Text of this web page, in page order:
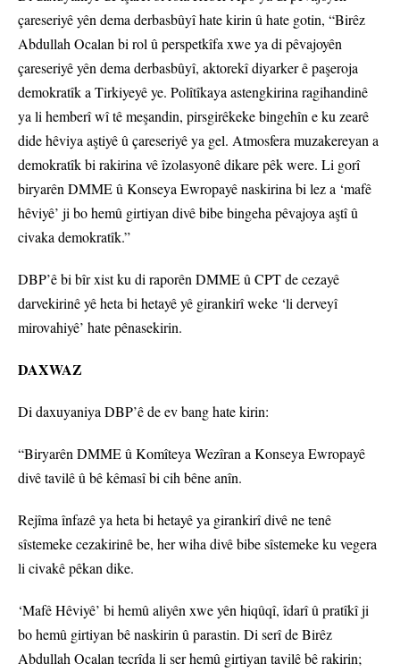
çareseriyê yên dema derbasbûyî hate kirin û hate gotin, “Birêz
Abdullah Ocalan bi rol û perspetkîfa xwe ya di pêvajoyên
çareseriyê yên dema derbasbûyî, aktorekî diyarker ê paşeroja
demokratîk a Tirkiyeyê ye. Polîtîkaya astengkirina ragihandinê
ya li hemberî wî tê meşandin, pirsgirêkeke bingehîn e ku zearê
dide hêviya aştiyê û çareseriyê ya gel. Atmosfera muzakereyan a
demokratîk bi rakirina vê îzolasyonê dikare pêk were. Li gorî
biryarên DMME û Konseya Ewropayê naskirina bi lez a ‘mafê
hêviyê’ ji bo hemû girtiyan divê bibe bingeha pêvajoya aştî û
civaka demokratîk.”
DBP’ê bi bîr xist ku di raporên DMME û CPT de cezayê
darvekirinê yê heta bi hetayê yê girankirî weke ‘li derveyî
mirovahiyê’ hate pênasekirin.
DAXWAZ
Di daxuyaniya DBP’ê de ev bang hate kirin:
“Biryarên DMME û Komîteya Wezîran a Konseya Ewropayê
divê tavilê û bê kêmasî bi cih bêne anîn.
Rejîma înfazê ya heta bi hetayê ya girankirî divê ne tenê
sîstemeke cezakirinê be, her wiha divê bibe sîstemeke ku vegera
li civakê pêkan dike.
‘Mafê Hêviyê’ bi hemû aliyên xwe yên hiqûqî, îdarî û pratîkî ji
bo hemû girtiyan bê naskirin û parastin. Di serî de Birêz
Abdullah Ocalan tecrîda li ser hemû girtiyan tavilê bê rakirin;